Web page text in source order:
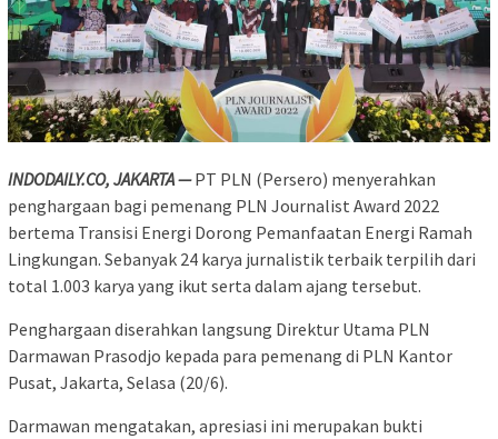
INDODAILY.CO, JAKARTA —PT PLN (Persero) menyerahkan
penghargaan bagi pemenang PLN Journalist Award 2022
bertema Transisi Energi Dorong Pemanfaatan Energi Ramah
Lingkungan. Sebanyak 24 karya jurnalistik terbaik terpilih dari
total 1.003 karya yang ikut serta dalam ajang tersebut.
Penghargaan diserahkan langsung Direktur Utama PLN
Darmawan Prasodjo kepada para pemenang di PLN Kantor
Pusat, Jakarta, Selasa (20/6).
Darmawan mengatakan, apresiasi ini merupakan bukti